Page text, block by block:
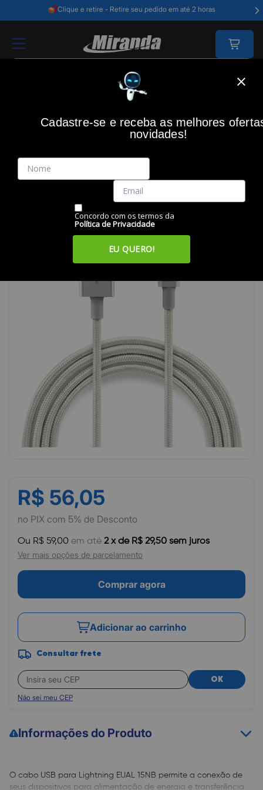
Clique e retire - Retire seu pedido em até 2 horas
R$ 56,05
no PIX com 5% de Desconto
Ou R$ 59,00 em até 2 x de R$ 29,50 sem juros
Ver mais opções de parcelamento
Comprar agora
Adicionar ao carrinho
Consultar frete
OK
Não sei meu CEP
Cabo usb lightning 1.5 metros, Cinza, Nylon, EUAL15NB,
INTELBRAS
Código: 43172
Miranda
Informações do Produto
O cabo USB para Lightning EUAL 15NB permite a conexão de
seus dispositivos para alimentação de energia e transferência
Cadastre-se e receba as melhores
novidades!
Concordo com os termos da
Política de Privacidade
EU QUERO!